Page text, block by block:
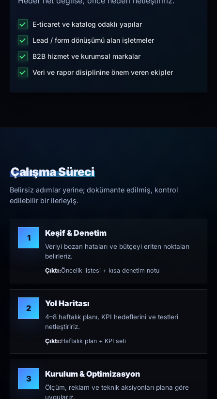
E-ticaret ve katalog odaklı yapılar
Lead / form dönüşümü alan işletmeler
B2B hizmet ve kurumsal markalar
Veri ve rapor disiplinine önem veren ekipler
Çalışma Süreci
Belirsiz adımlar yerine; dokümante edilmiş, kontrol
edilebilir bir ilerleyiş.
1 Keşif & Denetim
Veriyi bozan hataları ve bütçeyi eriten noktaları
belirleriz.
Çıktı:Öncelik listesi + kısa denetim notu
2 Yol Haritası
4–8 haftalık planı, KPI hedeflerini ve testleri
netleştiririz.
Çıktı:Haftalık plan + KPI seti
3 Kurulum & Optimizasyon
Ölçüm, reklam ve teknik aksiyonları plana göre
uygularız.